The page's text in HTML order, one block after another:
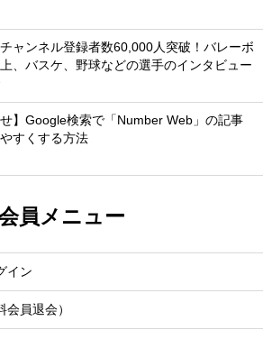
ャンネル登録者数60,000人突破！バレーボ
、バスケ、野球などの選手のインタビュー
せ】Google検索で「Number Web」の記事
すくする方法
員メニュー
イン
員退会）